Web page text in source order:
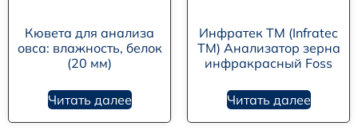
Кювета для анализа
овса: влажность, белок
(20 мм)
Читать далее
Инфратек ТМ (Infratec
TM) Анализатор зерна
инфракрасный Foss
Читать далее